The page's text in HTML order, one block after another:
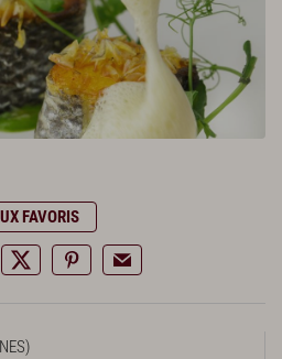
FAVORIS